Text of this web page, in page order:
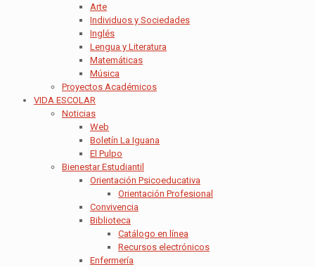
Arte
Individuos y Sociedades
Inglés
Lengua y Literatura
Matemáticas
Música
Proyectos Académicos
VIDA ESCOLAR
Noticias
Web
Boletín La Iguana
El Pulpo
Bienestar Estudiantil
Orientación Psicoeducativa
Orientación Profesional
Convivencia
Biblioteca
Catálogo en línea
Recursos electrónicos
Enfermería